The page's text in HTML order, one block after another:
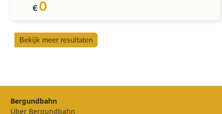
€ 0
Bekijk meer resultaten
Bergundbahn
Über Bergundbahn